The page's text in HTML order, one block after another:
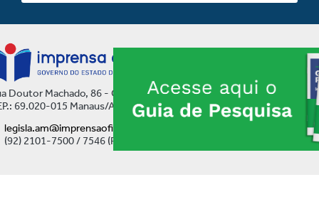
Doutor Machado, 86 - Centro
69.020-015 Manaus/AM
legisla.am@imprensaoficial.am.gov.br
(92) 2101-7500 / 7546 (Ramal)